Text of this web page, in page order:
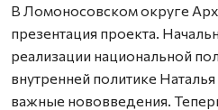
В Ломоносовском округе
презентация проекта.
реализации национальной
внутренней политике
важные нововведения.